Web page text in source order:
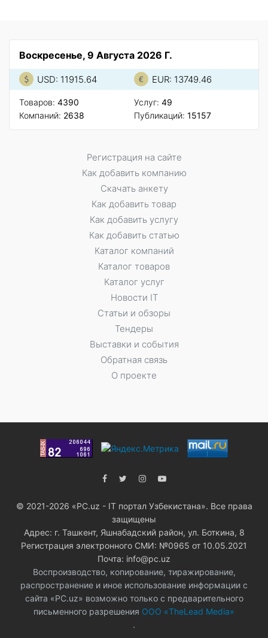
Воскресенье, 9 Августа 2026 Г.
USD: 11915.64 EUR: 13749.46
Товаров: 4390
Компаний: 2638
Услуг: 49
Публикаций: 15157
Регистрация на сайте
Как добавить компанию
Скачать анкету
Как добавить товар
Как добавить услугу
Как добавить статью
Каталог компаний
Каталог товаров
Каталог услуг
Новости IT
Статьи и обзоры
Тендеры
Выставки и события
Обратная связь
О проекте
© 2021-2026 «PC.uz - IT портал Узбекистана». Все права
защищены
Адрес: г. Ташкент, Яшнабадский район, ул. Боткина, 8
Регистрация электронного СМИ: №0965 от 10.05.2021
Почта: info@pc.uz
Воспроизводство, копирование, тиражирование,
распространение и иное использование информации с
сайта «PC.uz» возможно только с предварительного
письменного разрешения ООО «TheLead Media»
.